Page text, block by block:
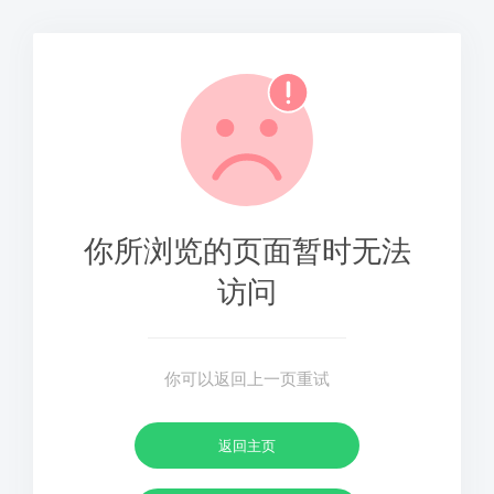
你所浏览的页面暂时无法
访问
你可以返回上一页重试
返回主页